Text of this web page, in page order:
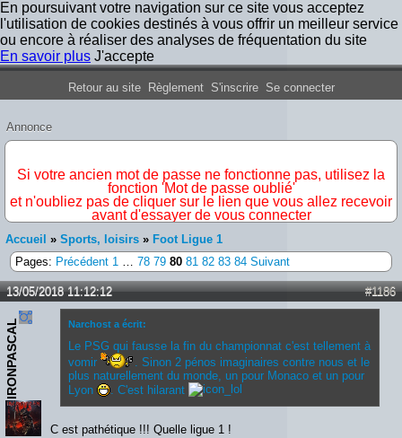
En poursuivant votre navigation sur ce site vous acceptez
l'utilisation de cookies destinés à vous offrir un meilleur service
ou encore à réaliser des analyses de fréquentation du site
En savoir plus J'accepte
Forum Iron Maiden France
Retour au site Règlement S'inscrire Se connecter
Annonce
Si votre ancien mot de passe ne fonctionne pas, utilisez la
fonction 'Mot de passe oublié'
et n'oubliez pas de cliquer sur le lien que vous allez recevoir
avant d'essayer de vous connecter
Accueil » Sports, loisirs » Foot Ligue 1
Pages: Précédent 1 … 78 79 80 81 82 83 84 Suivant
#1186
13/05/2018 11:12:12
IRONPASCAL Narchost a écrit:
Le PSG qui fausse la fin du championnat c'est tellement à
vomir
. Sinon 2 pénos imaginaires contre nous et le
plus naturellement du monde, un pour Monaco et un pour
Lyon
. C'est hilarant
C est pathétique !!! Quelle ligue 1 !